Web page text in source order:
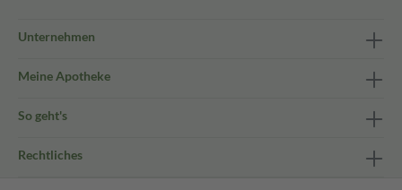
Unternehmen
Meine Apotheke
So geht's
Rechtliches